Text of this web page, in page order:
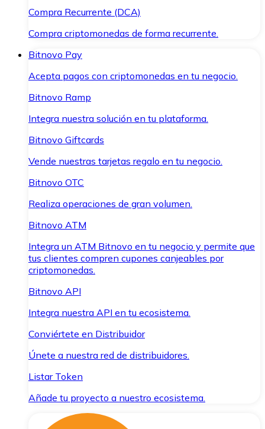
Compra Recurrente (DCA)
Compra criptomonedas de forma recurrente.
Bitnovo Pay
Acepta pagos con criptomonedas en tu negocio.
Bitnovo Ramp
Integra nuestra solución en tu plataforma.
Bitnovo Giftcards
Vende nuestras tarjetas regalo en tu negocio.
Bitnovo OTC
Realiza operaciones de gran volumen.
Bitnovo ATM
Integra un ATM Bitnovo en tu negocio y permite que
tus clientes compren cupones canjeables por
criptomonedas.
Bitnovo API
Integra nuestra API en tu ecosistema.
Conviértete en Distribuidor
Únete a nuestra red de distribuidores.
Listar Token
Añade tu proyecto a nuestro ecosistema.